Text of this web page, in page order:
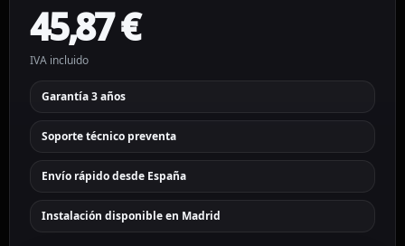
45,87€
IVA incluido
Garantía 3 años
Soporte técnico preventa
Envío rápido desde España
Instalación disponible en Madrid